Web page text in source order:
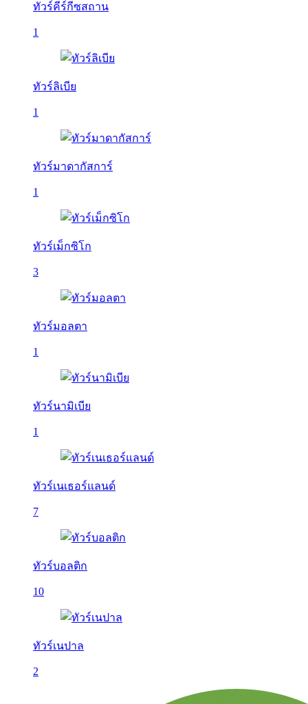
ทัวร์คีร์กีซสถาน
1
ทัวร์ลิเบีย
1
ทัวร์มาดากัสการ์
1
ทัวร์เม็กซิโก
3
ทัวร์มอลตา
1
ทัวร์นามิเบีย
1
ทัวร์เนเธอร์แลนด์
7
ทัวร์บอลติก
10
ทัวร์เนปาล
2